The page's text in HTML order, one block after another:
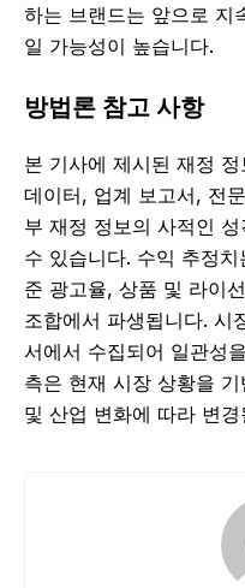
하는 브랜드는 앞으로 지
일 가능성이 높습니다.
방법론 참고 사항
본 기사에 제시된 재정
데이터, 업계 보고서, 전
부 재정 정보의 사적인
수 있습니다. 수익 추정
준 광고율, 상품 및 라이
조합에서 파생됩니다. 시
서에서 수집되어 일관성
측은 현재 시장 상황을
및 산업 변화에 따라 변